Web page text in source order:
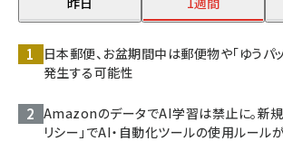
日本郵便、お盆期間中は郵便物や「ゆうパ
発生する可能性
AmazonのデータでAI学習は禁止に。新規
リシー」でAI・自動化ツールの使用ルール